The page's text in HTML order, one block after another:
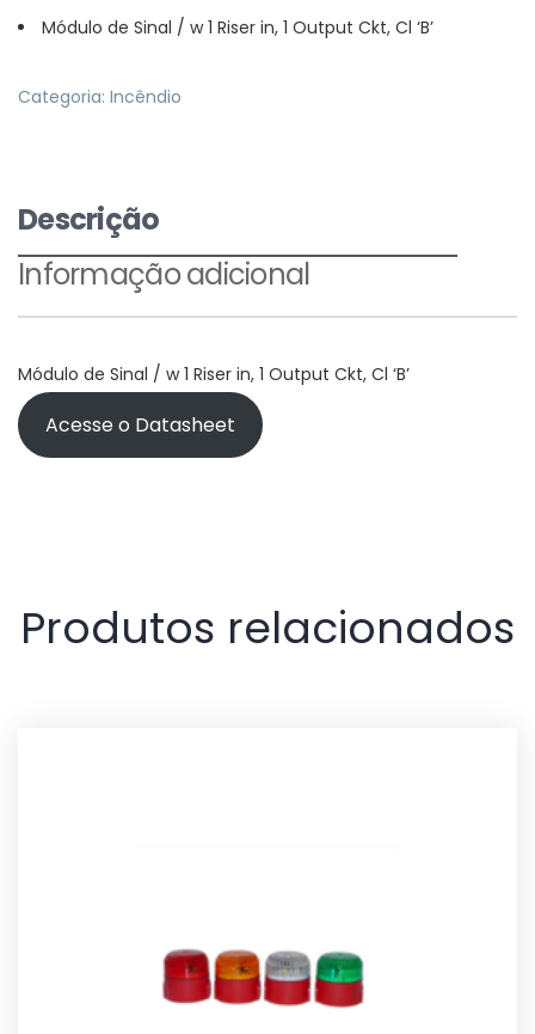
Módulo de Sinal / w 1 Riser in, 1 Output Ckt, Cl ‘B’
Categoria: Incêndio
Descrição
Informação adicional
Módulo de Sinal / w 1 Riser in, 1 Output Ckt, Cl ‘B’
Acesse o Datasheet
Produtos relacionados